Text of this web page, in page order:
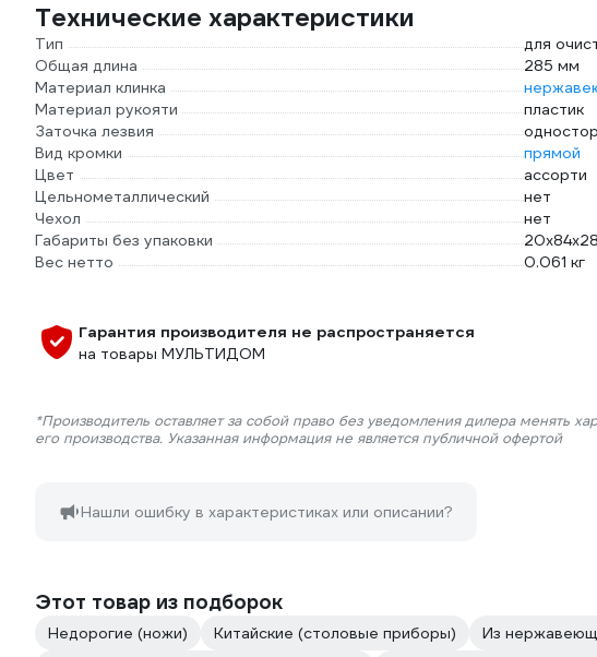
Технические характеристики
Тип
для
Общая длина
285 мм
Материал клинка
Материал рукояти
пластик
Заточка лезвия
Вид кромки
прямой
Цвет
ассорти
Цельнометаллический
нет
Чехол
нет
Габариты без упаковки
Вес нетто
0.061 кг
Гарантия производителя не распространяется
на товары МУЛЬТИДОМ
*Производитель оставляет за собой право без уведомления дилера менять
его производства. Указанная информация не является публичной офертой
Нашли ошибку в характеристиках или описании?
Этот товар из подборок
Недорогие (ножи) Китайские (столовые приборы) Из